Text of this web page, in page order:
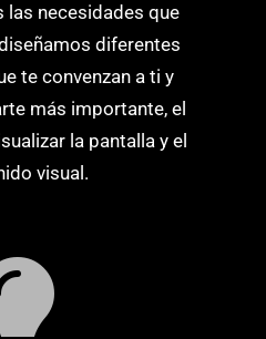
las necesidades que
diferentes
te convenzan a ti y
más importante, el
la pantalla y el
visual.